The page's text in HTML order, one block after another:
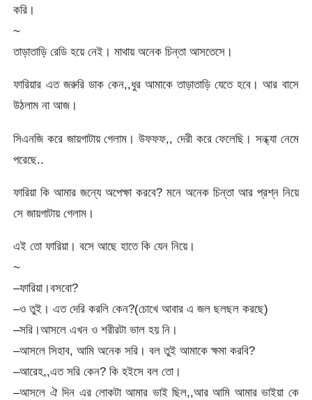
করি।
~
তাড়াতাড়ি রেডি হয়ে নেই। মাথায় অনেক চিন্তা আসতেসে।
ফারিয়ার এত জরুরি ডাক কেন,,ধুর আমাকে তাড়াতাড়ি যেতে হবে। আর বাসে
উঠলাম না আজ।
সিএনজি করে জায়গাটায় গেলাম। উফফফ,, দেরী করে ফেলেছি। সন্ধ্যা নেমে
পরেছে..
ফারিয়া কি আমার জন্যে অপেক্ষা করবে? মনে অনেক চিন্তা আর প্রশ্ন নিয়ে
সে জায়গাটায় গেলাম।
এই তো ফারিয়া। বসে আছে হাতে কি যেন নিয়ে।
~
–ফারিয়া।বসবো?
–ও তুই। এত দেরি করলি কেন?(চোখে আবার এ জল ছলছল করছে)
–সরি।আসলে এখন ও শরীরটা ভাল হয় নি।
–আসলে সিহাব, আমি অনেক সরি। বল তুই আমাকে ক্ষমা করবি?
–আরেহ,,এত সরি কেন? কি হইসে বল তো।
–আসলে ঐ দিন এর লোকটা আমার ভাই ছিল,,আর আমি আমার ভাইয়া কে